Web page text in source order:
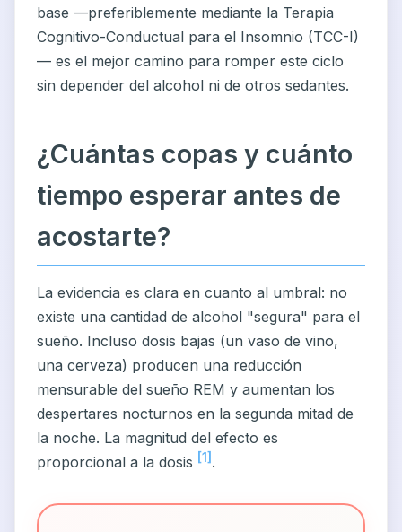
base —preferiblemente mediante la Terapia
Cognitivo-Conductual para el Insomnio (TCC-I)
— es el mejor camino para romper este ciclo
sin depender del alcohol ni de otros sedantes.
¿Cuántas copas y cuánto
tiempo esperar antes de
acostarte?
La evidencia es clara en cuanto al umbral: no
existe una cantidad de alcohol "segura" para el
sueño. Incluso dosis bajas (un vaso de vino,
una cerveza) producen una reducción
mensurable del sueño REM y aumentan los
despertares nocturnos en la segunda mitad de
la noche. La magnitud del efecto es
proporcional a la dosis [1] .